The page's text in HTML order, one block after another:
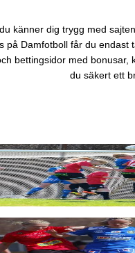
känner dig trygg med
på Damfotboll får du
bettingsidor med
du säkert ett